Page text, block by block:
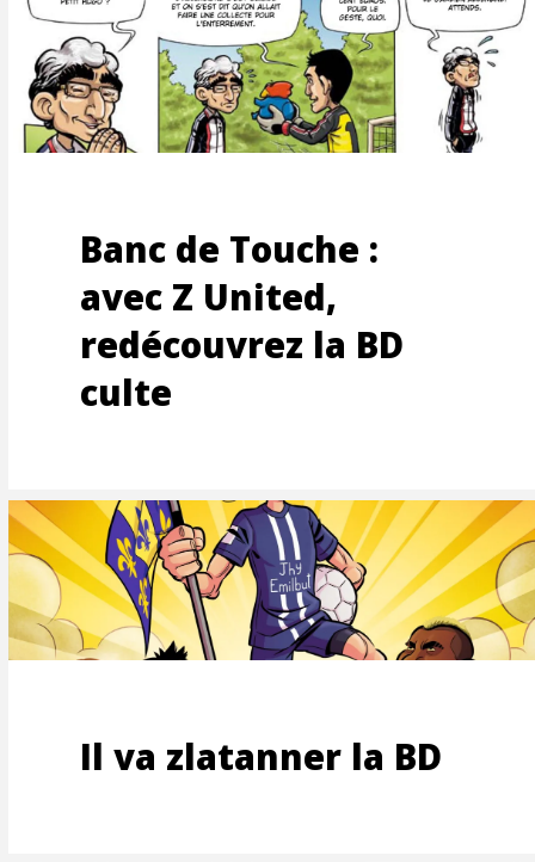
Banc de Touche :
avec Z United,
redécouvrez la BD
culte
Il va zlatanner la BD